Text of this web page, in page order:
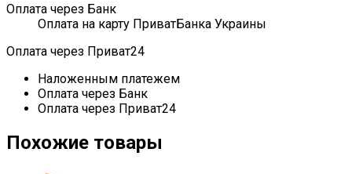
Оплата через Банк
Оплата на карту ПриватБанка Украины
Оплата через Приват24
Наложенным платежем
Оплата через Банк
Оплата через Приват24
Похожие товары